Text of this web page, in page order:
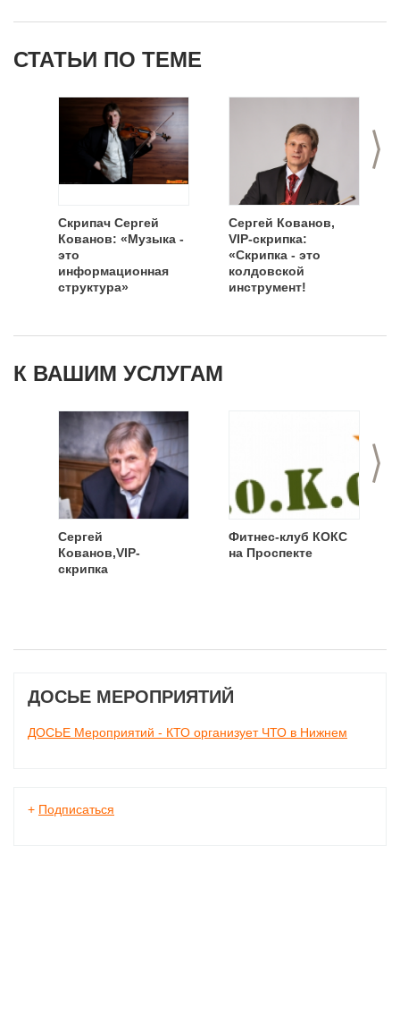
СТАТЬИ ПО ТЕМЕ
>
Скрипач Сергей
Кованов: «Музыка -
это
информационная
структура»
Сергей Кованов,
VIP-скрипка:
«Скрипка - это
колдовской
инструмент!
К ВАШИМ УСЛУГАМ
>
Сергей
Кованов,VIP-
скрипка
Фитнес-клуб КОКС
на Проспекте
ДОСЬЕ МЕРОПРИЯТИЙ
ДОСЬЕ Мероприятий - КТО организует ЧТО в Нижнем
+ Подписаться